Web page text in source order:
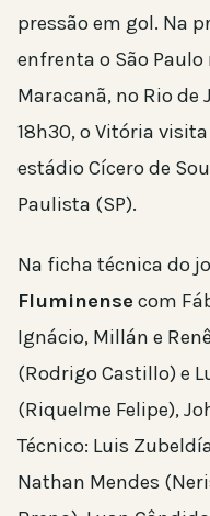
pressão em gol. Na
enfrenta o São
Maracanã, no Rio de
18h30, o Vitória
estádio Cícero de
Paulista (SP).
Na ficha técnica do
Fluminense com
Ignácio, Millán e
(Rodrigo Castillo) e
(Riquelme Felipe),
Técnico: Luis
Nathan Mendes